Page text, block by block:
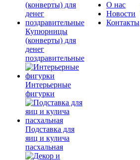
Купюрницы
(конверты) для
денег
поздравительные
Интерьерные
фигурки
Подставка для
яиц и кулича
пасхальная
О нас
Новости
Контакты